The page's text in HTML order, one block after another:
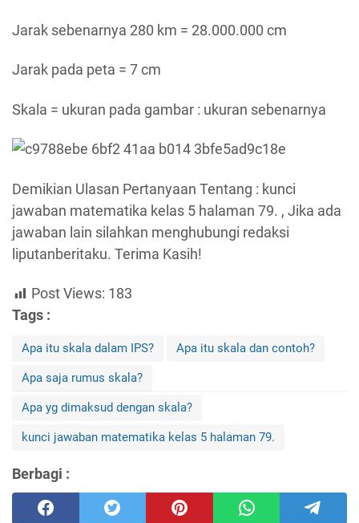
Jarak sebenarnya 280 km = 28.000.000 cm
Jarak pada peta = 7 cm
Skala = ukuran pada gambar : ukuran sebenarnya
Demikian Ulasan Pertanyaan Tentang : kunci
jawaban matematika kelas 5 halaman 79. , Jika ada
jawaban lain silahkan menghubungi redaksi
liputanberitaku. Terima Kasih!
Post Views: 183
Tags :
Apa itu skala dalam IPS? Apa itu skala dan contoh?
Apa saja rumus skala?
Apa yg dimaksud dengan skala?
kunci jawaban matematika kelas 5 halaman 79.
Berbagi :